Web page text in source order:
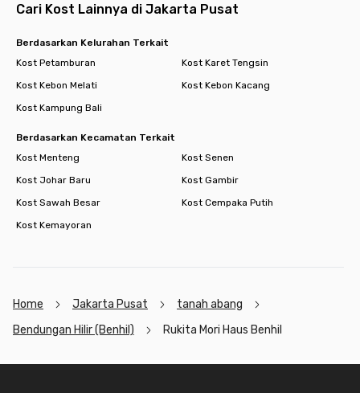
Cari Kost Lainnya di Jakarta Pusat
Berdasarkan Kelurahan Terkait
Kost Petamburan
Kost Karet Tengsin
Kost Kebon Melati
Kost Kebon Kacang
Kost Kampung Bali
Berdasarkan Kecamatan Terkait
Kost Menteng
Kost Senen
Kost Johar Baru
Kost Gambir
Kost Sawah Besar
Kost Cempaka Putih
Kost Kemayoran
Home Jakarta Pusat
tanah abang
Bendungan Hilir (Benhil)
Rukita Mori Haus Benhil